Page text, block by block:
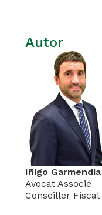
Autor
Iñigo Garmendia
Avocat Associé
Conseiller Fiscal